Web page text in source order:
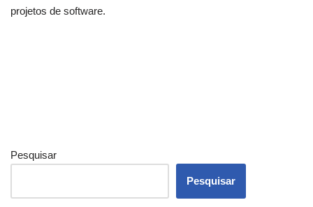
projetos de software.
Pesquisar
Pesquisar